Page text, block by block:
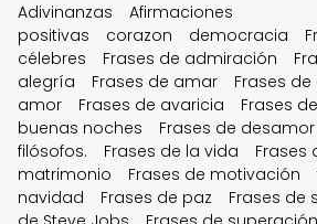
Adivinanzas
Afirmaciones
positivas
corazon democracia
célebres
Frases de admiración
alegría
Frases de amar Frases
amor
Frases de avaricia Frases
buenas noches
Frases de desamor
filósofos.
Frases de la vida
Frases
matrimonio
Frases de motivación
navidad
Frases de paz Frases de